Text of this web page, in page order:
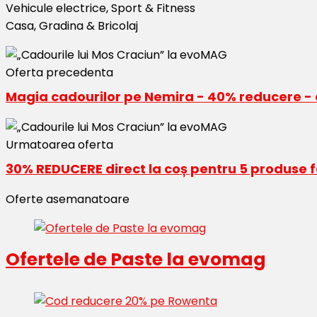
Vehicule electrice, Sport & Fitness
Casa, Gradina & Bricolaj
Oferta precedenta
Magia cadourilor pe Nemira - 40% reducere
Urmatoarea oferta
30% REDUCERE direct la coș pentru 5 produse
Oferte asemanatoare
Ofertele de Paste la evomag